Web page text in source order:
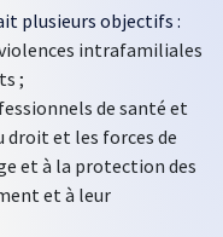
plusieurs objectifs :
intrafamiliales
;
de santé et
droit et les forces de
et à la protection des
et à leur